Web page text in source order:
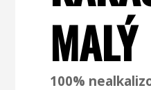
MALÝ
100%